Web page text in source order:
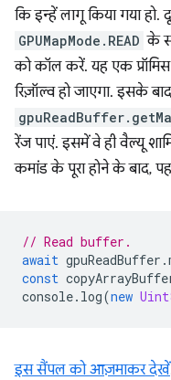
कि इन्हें लागू किया गया
GPUMapMode.READ के
को कॉल करें. यह एक
रिज़ॉल्व हो जाएगा. इसके
रेंज पाएं. इसमें वे ही वैल्यू
कमांड के पूरा होने के बाद,
// Read buffer.
await gpuReadBuffer .
const
console. log(new
इस सैंपल को आज़माकर देखें